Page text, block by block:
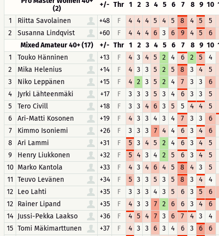
(2)
+/- Thr 1 2 3 4 5 6 7 8 9 10
1
Riitta Savolainen +48 F 4 4 4 5 4 5 8 4 5
5
2
Susanna Lindqvist +60 F 4 4 4 6 3 6 9 4 5
6
Mixed Amateur 40+ (17)
+/- Thr 1 2 3 4 5 6 7 8 9 10
1
Touko Hänninen +13 F 4 3 4 5 2 4 6 2 5
4
2
Mika Helenius +14 F 4 3 3 5 2 5 8 3 4
5
3
Niko Leppänen +15 F 4 2 3 5 2 4 7 3 3
6
4
Jyrki Lähteenmäki +17 F 3 3 3 5 3 4 6 3 3
5
5
Tero Civill +18 F 3 3 4 6 3 5 5 4 4
5
6
Ari-Matti Kosonen +19 F 4 3 3 4 3 4 7 3 3
6
7
Kimmo Isoniemi +26 F 3 3 3 7 4 4 6 3 4
6
8
Ari Lammi +31 F 5 3 4 5 2 4 6 3 4
5
9
Henry Liukkonen +32 F 5 4 3 4 2 5 6 3 4
5
10 Marko Kantola +33 F 4 3 4 6 4 5 8 4 3
5
11 Teuvo Levänen +34 F 5 3 3 5 3 5 8 3 4
4
12 Leo Lahti +35 F 3 3 3 4 3 5 6 3 5
6
12 Rainer Lipand +35 F 4 3 3 7 2 6 6 3 4
6
14 Jussi-Pekka Laakso +36 F 4 5 4 7 3 6 7 4 3
4
15 Tomi Mäkimarttunen +37 F 4 3 3 6 3 4 6 3 6
6